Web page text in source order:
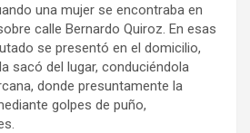
una mujer se encontraba en
calle Bernardo Quiroz. En esas
se presentó en el domicilio,
sacó del lugar, conduciéndola
donde presuntamente la
golpes de puño,